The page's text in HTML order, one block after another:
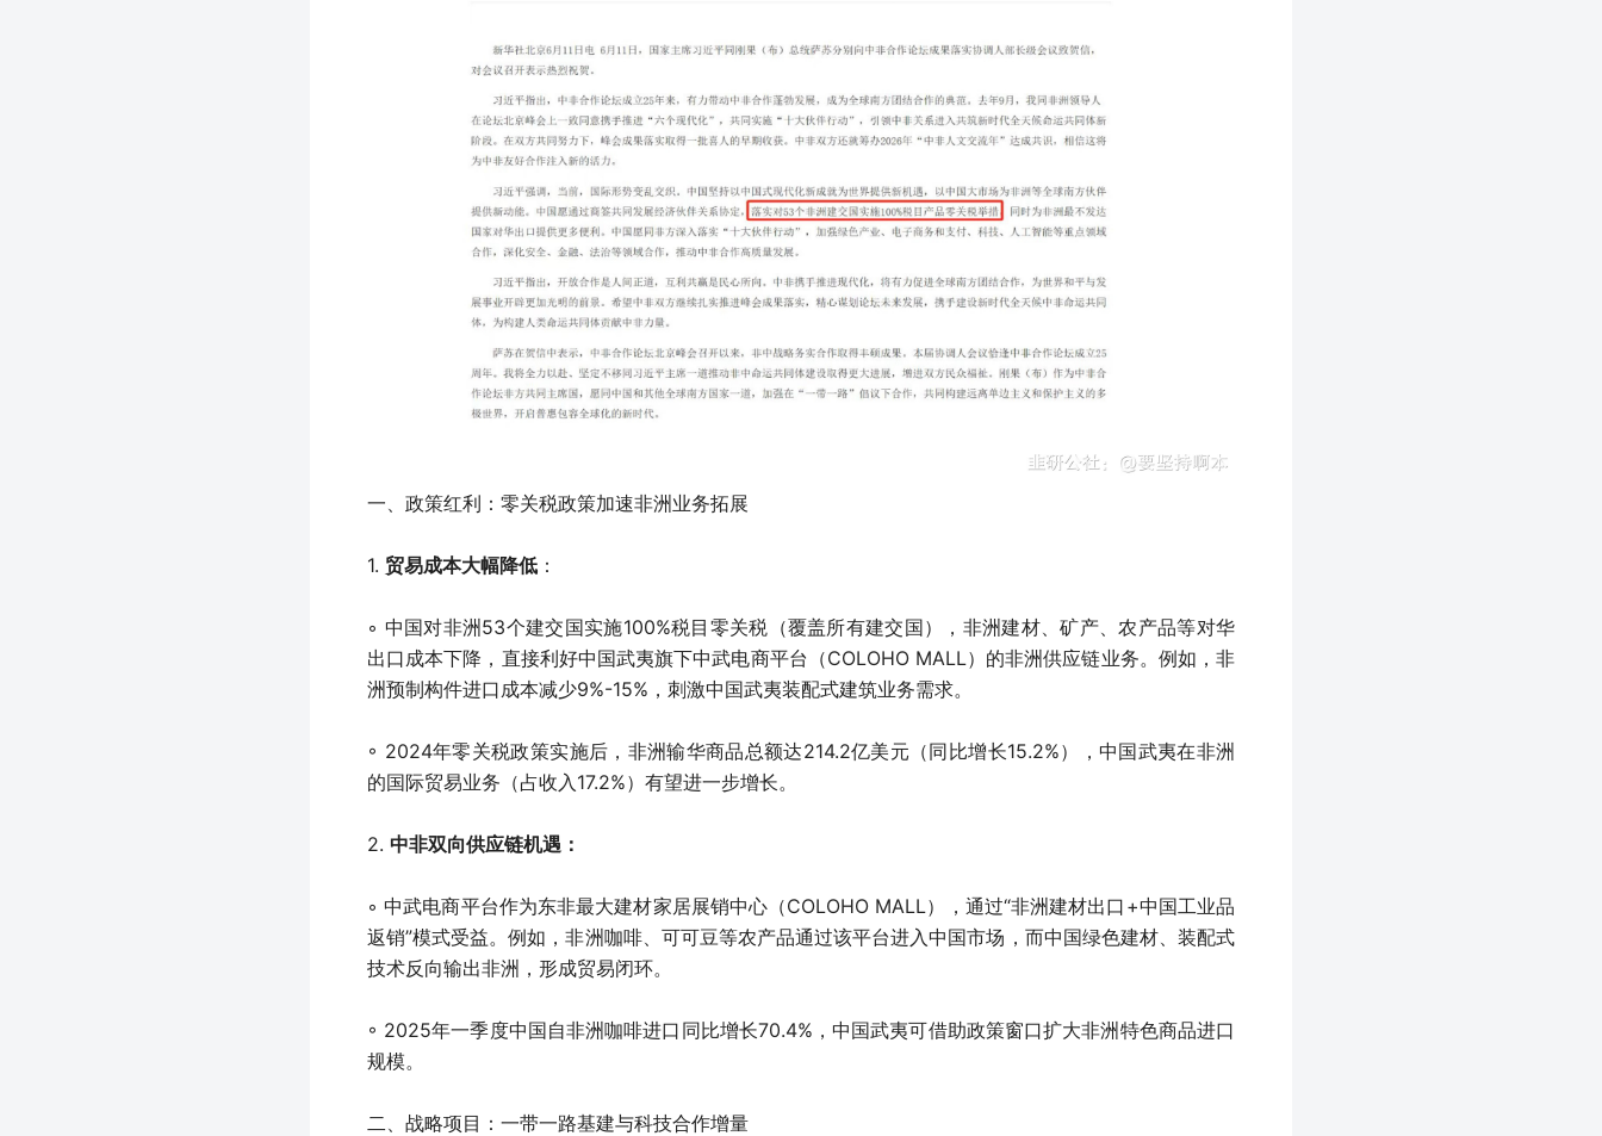
一、政策红利：零关税政策加速非洲业务拓展
1. 贸易成本大幅降低 ：
◦ 中国对非洲53个建交国实施100%税目零关税（覆盖所有建交国），非洲建材、矿产、农产品等对华
出口成本下降，直接利好中国武夷旗下中武电商平台（COLOHO MALL）的非洲供应链业务。例如，非
洲预制构件进口成本减少9%-15%，刺激中国武夷装配式建筑业务需求。
◦ 2024年零关税政策实施后，非洲输华商品总额达214.2亿美元（同比增长15.2%），中国武夷在非洲
的国际贸易业务（占收入17.2%）有望进一步增长。
2. 中非双向供应链机遇：
◦ 中武电商平台作为东非最大建材家居展销中心（COLOHO MALL），通过“非洲建材出口+中国工业品
返销”模式受益。例如，非洲咖啡、可可豆等农产品通过该平台进入中国市场，而中国绿色建材、装配式
技术反向输出非洲，形成贸易闭环。
◦ 2025年一季度中国自非洲咖啡进口同比增长70.4%，中国武夷可借助政策窗口扩大非洲特色商品进口
规模。
二、战略项目：一带一路基建与科技合作增量